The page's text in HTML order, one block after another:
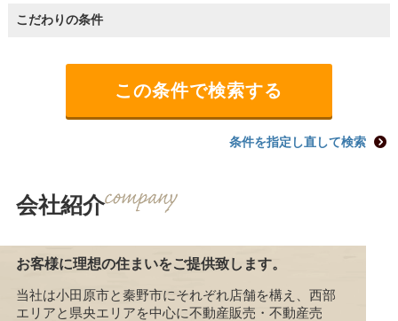
こだわりの条件
条件を指定し直して検索
会社紹介
お客様に理想の住まいをご提供致します。
当社は小田原市と秦野市にそれぞれ店舗を構え、西部
エリアと県央エリアを中心に不動産販売・不動産売